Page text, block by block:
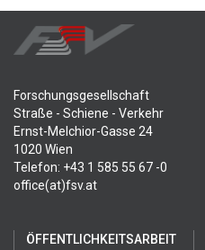
Forschungsgesellschaft
Straße - Schiene - Verkehr
Ernst-Melchior-Gasse 24
1020 Wien
Telefon: +43 1 585 55 67 -0
office(at)fsv.at
ÖFFENTLICHKEITSARBEIT